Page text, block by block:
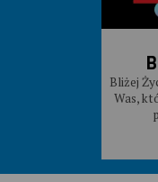
Bliżej
Was,